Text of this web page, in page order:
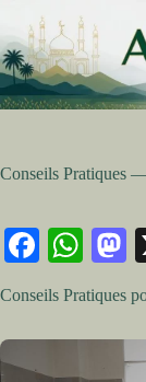
contenu
Conseils Pratiques
Fa
ce
ok
W
ha
ts
A
to
Conseils Pratiques